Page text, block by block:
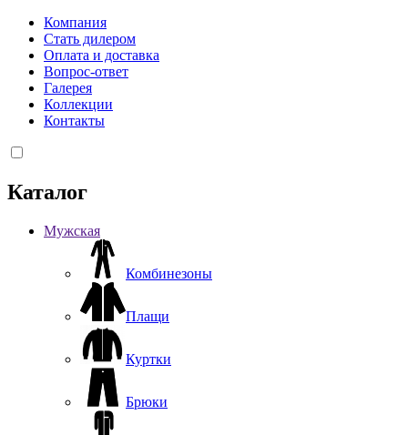
Компания
Стать дилером
Оплата и доставка
Вопрос-ответ
Галерея
Коллекции
Контакты
Каталог
Мужская
Комбинезоны
Плащи
Куртки
Брюки